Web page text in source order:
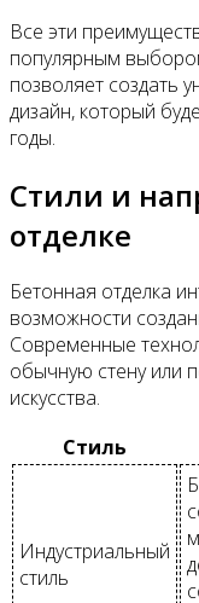
Все эти
популярным
позволяет создать
дизайн, который
годы.
Стили и
отделке
Бетонная отделка
возможности
Современные
обычную стену или
искусства.
Стиль
Индустриальный
стиль